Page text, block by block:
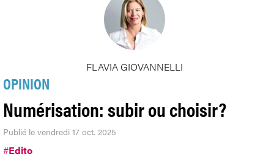
FLAVIA GIOVANNELLI
OPINION
Numérisation: subir ou choisir?
Publié le vendredi 17 oct. 2025
#Edito